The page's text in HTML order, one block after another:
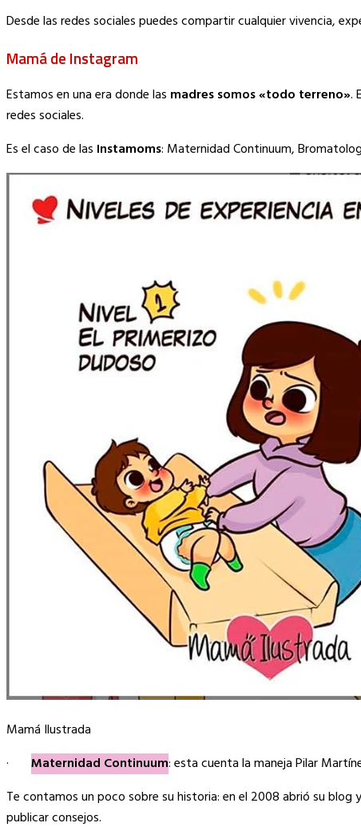
Copy
Desde las redes sociales puedes compartir cualquier vivencia,
Mamá de Instagram
Estamos en una era donde las madres somos «todo terreno».
redes sociales.
Es el caso de las Instamoms: Maternidad Continuum,
Mamá Ilustrada
· Maternidad Continuum: esta cuenta la maneja Pilar
Te contamos un poco sobre su historia: en el 2008 abrió su
publicar consejos.